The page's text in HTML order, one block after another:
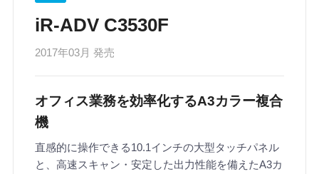
iR-ADV C3530F
2017年03月 発売
オフィス業務を効率化するA3カラー複合
機
直感的に操作できる10.1インチの大型タッチパネル
と、高速スキャン・安定した出力性能を備えたA3カ